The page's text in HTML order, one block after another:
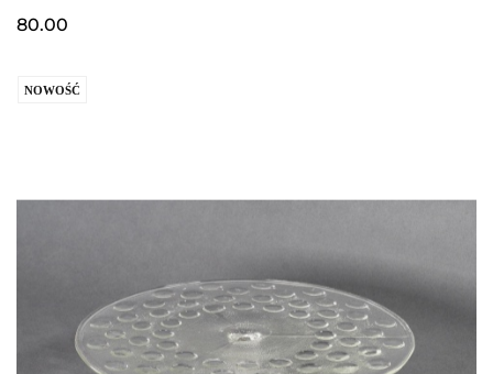
80.00
NOWOŚĆ